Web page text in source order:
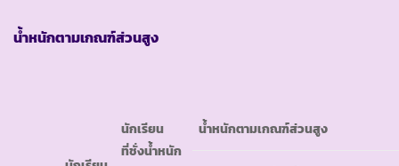
น้ำหนักตามเกณฑ์ส่วนสูง
นักเรียน
ที่ชั่งน้ำหนัก
น้ำหนักตามเกณฑ์ส่วนสูง